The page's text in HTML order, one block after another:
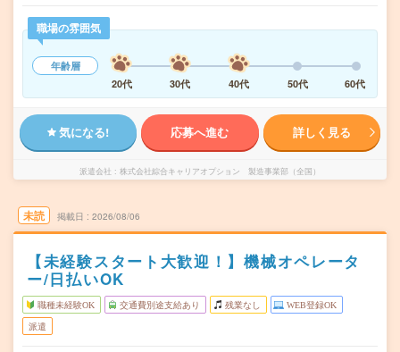
職場の雰囲気
年齢層
20代
30代 40代 50代 60代
気になる! 応募へ進む 詳しく見る
派遣会社 株式会社綜合キャリアオプション 製造事業部（全国）
未読 掲載日 2026/08/06
【未経験スタート大歓迎！】機械オペレータ
ー/日払いOK
職種未経験OK 交通費別途支給あり 残業なし WEB登録OK
派遣